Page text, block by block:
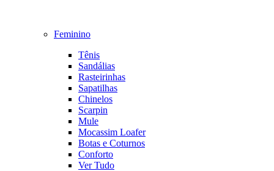
Feminino
Tênis
Sandálias
Rasteirinhas
Sapatilhas
Chinelos
Scarpin
Mule
Mocassim Loafer
Botas e Coturnos
Conforto
Ver Tudo